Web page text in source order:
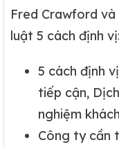
Fred Crawford
luật 5 cách định vị:
5 cách định
tiếp cận,
nghiệm
Công ty cần